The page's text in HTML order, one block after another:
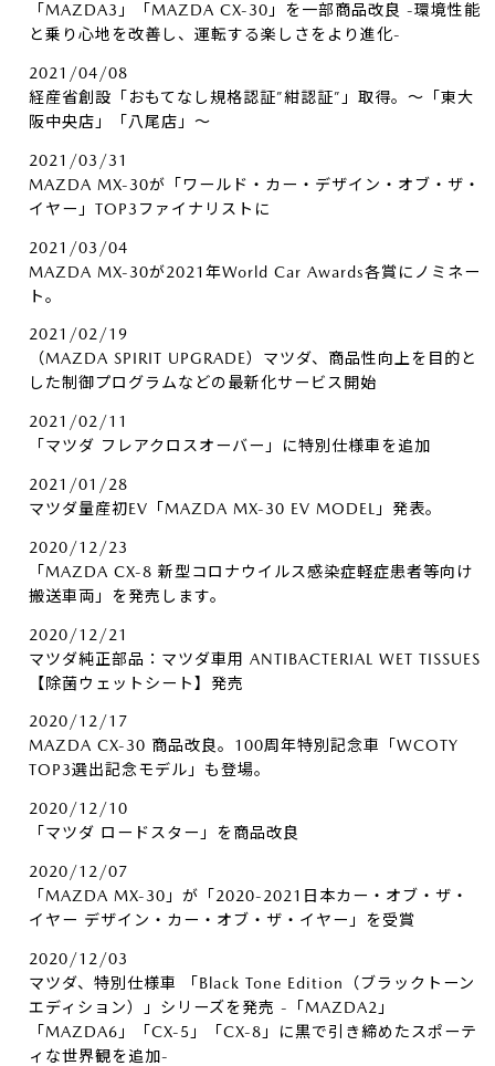
「MAZDA3」「MAZDA CX-30」を一部商品改良 -環境性能
と乗り心地を改善し、運転する楽しさをより進化-
2021/04/08
経産省創設「おもてなし規格認証”紺認証”」取得。～「東大
阪中央店」「八尾店」～
2021/03/31
MAZDA MX-30が「ワールド・カー・デザイン・オブ・ザ・
イヤー」TOP3ファイナリストに
2021/03/04
MAZDA MX-30が2021年World Car Awards各賞にノミネー
ト。
2021/02/19
（MAZDA SPIRIT UPGRADE）マツダ、商品性向上を目的と
した制御プログラムなどの最新化サービス開始
2021/02/11
「マツダ フレアクロスオーバー」に特別仕様車を追加
2021/01/28
マツダ量産初EV「MAZDA MX-30 EV MODEL」発表。
2020/12/23
「MAZDA CX-8 新型コロナウイルス感染症軽症患者等向け
搬送車両」を発売します。
2020/12/21
マツダ純正部品：マツダ車用 ANTIBACTERIAL WET TISSUES
【除菌ウェットシート】発売
2020/12/17
MAZDA CX-30 商品改良。100周年特別記念車「WCOTY
TOP3選出記念モデル」も登場。
2020/12/10
「マツダ ロードスター」を商品改良
2020/12/07
「MAZDA MX-30」が「2020-2021日本カー・オブ・ザ・
イヤー デザイン・カー・オブ・ザ・イヤー」を受賞
2020/12/03
マツダ、特別仕様車 「Black Tone Edition（ブラックトーン
エディション）」シリーズを発売 -「MAZDA2」
「MAZDA6」「CX-5」「CX-8」に黒で引き締めたスポーテ
ィな世界観を追加-